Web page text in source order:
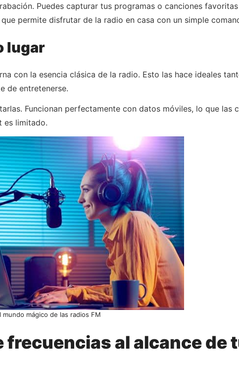
Puedes capturar tus programas o canciones
permite disfrutar de la radio en casa con un simple
lugar
con la esencia clásica de la radio. Esto las hace ideales
de entretenerse.
Funcionan perfectamente con datos móviles, lo que las
es limitado.
mundo mágico de las radios FM
al alcance de